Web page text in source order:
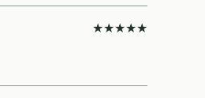
★★★★★